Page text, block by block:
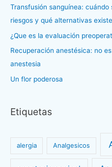
p
o
Transfusión sanguínea:
riesgos y qué alternativas
¿Que es la evaluación
Recuperación anestésica: no
anestesia
Un flor poderosa
Etiquetas
alergia Analgesicos